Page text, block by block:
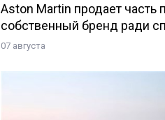
Aston Martin продает часть
собственный бренд ради
07 августа